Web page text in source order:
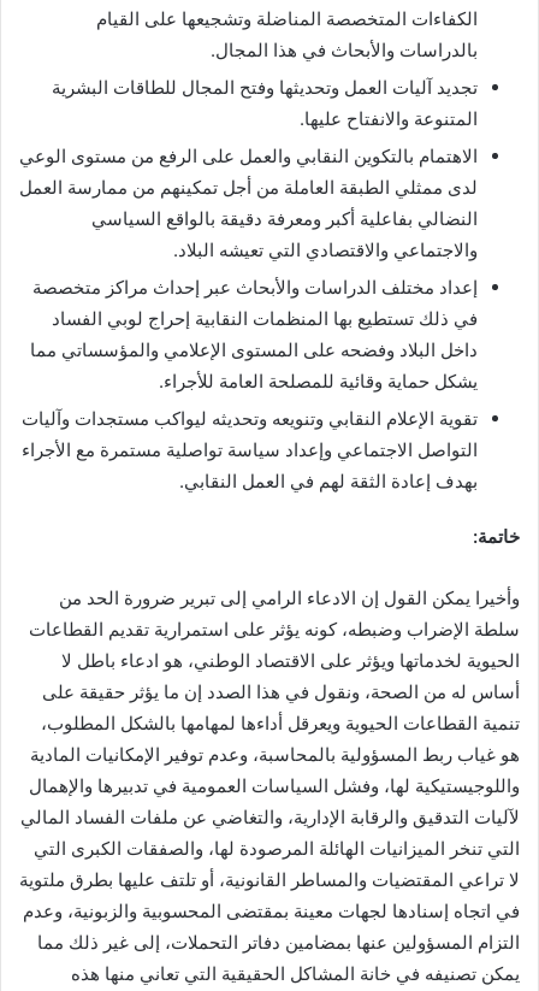
الكفاءات المتخصصة المناضلة وتشجيعها على القيام
بالدراسات والأبحاث في هذا المجال.
تجديد آليات العمل وتحديثها وفتح المجال للطاقات البشرية
المتنوعة والانفتاح عليها.
الاهتمام بالتكوين النقابي والعمل على الرفع من مستوى الوعي
لدى ممثلي الطبقة العاملة من أجل تمكينهم من ممارسة العمل
النضالي بفاعلية أكبر ومعرفة دقيقة بالواقع السياسي
والاجتماعي والاقتصادي التي تعيشه البلاد.
إعداد مختلف الدراسات والأبحاث عبر إحداث مراكز متخصصة
في ذلك تستطيع بها المنظمات النقابية إحراج لوبي الفساد
داخل البلاد وفضحه على المستوى الإعلامي والمؤسساتي مما
يشكل حماية وقائية للمصلحة العامة للأجراء.
تقوية الإعلام النقابي وتنويعه وتحديثه ليواكب مستجدات وآليات
التواصل الاجتماعي وإعداد سياسة تواصلية مستمرة مع الأجراء
بهدف إعادة الثقة لهم في العمل النقابي.
خاتمة:
وأخيرا يمكن القول إن الادعاء الرامي إلى تبرير ضرورة الحد من
سلطة الإضراب وضبطه، كونه يؤثر على استمرارية تقديم القطاعات
الحيوية لخدماتها ويؤثر على الاقتصاد الوطني، هو ادعاء باطل لا
أساس له من الصحة، ونقول في هذا الصدد إن ما يؤثر حقيقة على
تنمية القطاعات الحيوية ويعرقل أداءها لمهامها بالشكل المطلوب،
هو غياب ربط المسؤولية بالمحاسبة، وعدم توفير الإمكانيات المادية
واللوجيستيكية لها، وفشل السياسات العمومية في تدبيرها والإهمال
لآليات التدقيق والرقابة الإدارية، والتغاضي عن ملفات الفساد المالي
التي تنخر الميزانيات الهائلة المرصودة لها، والصفقات الكبرى التي
لا تراعي المقتضيات والمساطر القانونية، أو تلتف عليها بطرق ملتوية
في اتجاه إسنادها لجهات معينة بمقتضى المحسوبية والزبونية، وعدم
التزام المسؤولين عنها بمضامين دفاتر التحملات، إلى غير ذلك مما
يمكن تصنيفه في خانة المشاكل الحقيقية التي تعاني منها هذه